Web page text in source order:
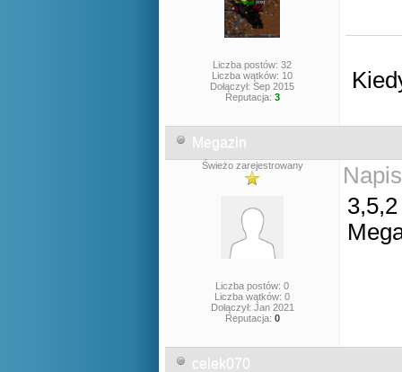
Liczba postów: 32
Liczba wątków: 10
Dołączył: Sep 2015
Reputacja: 3
Megazin
Świeżo zarejestrowany
Liczba postów: 0
Liczba wątków: 0
Dołączył: Jan 2021
Reputacja: 0
3,5,2
celek070